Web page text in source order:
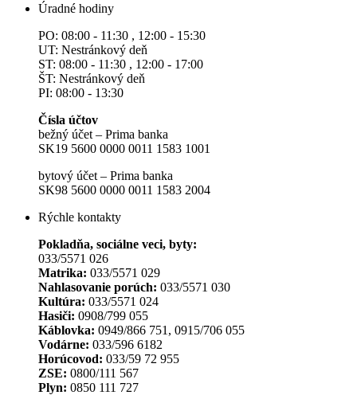
Úradné hodiny
PO: 08:00 - 11:30 , 12:00 - 15:30
UT: Nestránkový deň
ST: 08:00 - 11:30 , 12:00 - 17:00
ŠT: Nestránkový deň
PI: 08:00 - 13:30
Čísla účtov
bežný účet – Prima banka
SK19 5600 0000 0011 1583 1001
bytový účet – Prima banka
SK98 5600 0000 0011 1583 2004
Rýchle kontakty
Pokladňa, sociálne veci, byty:
033/5571 026
Matrika: 033/5571 029
Nahlasovanie porúch: 033/5571 030
Kultúra: 033/5571 024
Hasiči: 0908/799 055
Káblovka: 0949/866 751, 0915/706 055
Vodárne: 033/596 6182
Horúcovod: 033/59 72 955
ZSE: 0800/111 567
Plyn: 0850 111 727